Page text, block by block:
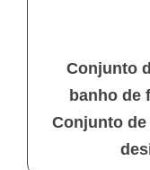
Conjunto
banho de
Conjunto